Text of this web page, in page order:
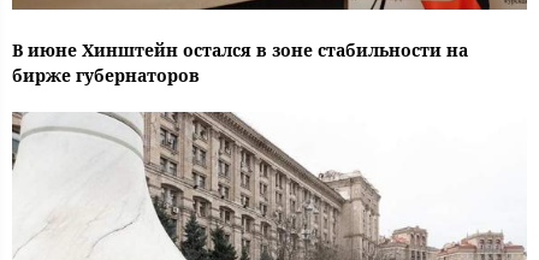
В июне Хинштейн остался в зоне стабильности на
бирже губернаторов